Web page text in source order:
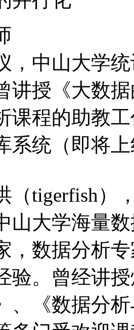
课程的助教
系统（即将
（tigerfish）
山大学海量
，数据分析
、《数据分
多门受欢迎
授课工作。